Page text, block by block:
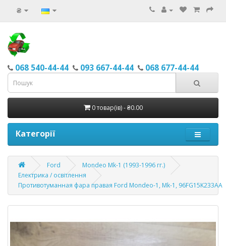
₴
068 540-44-44 093 667-44-44 068 677-44-44
0 товар(ів) - ₴0.00
Категорії
Ford
Mondeo Mk-1 (1993-1996 гг.)
Електрика / освітлення
Противотуманная фара правая Ford Mondeo-1, Mk-1, 96FG15K233AA